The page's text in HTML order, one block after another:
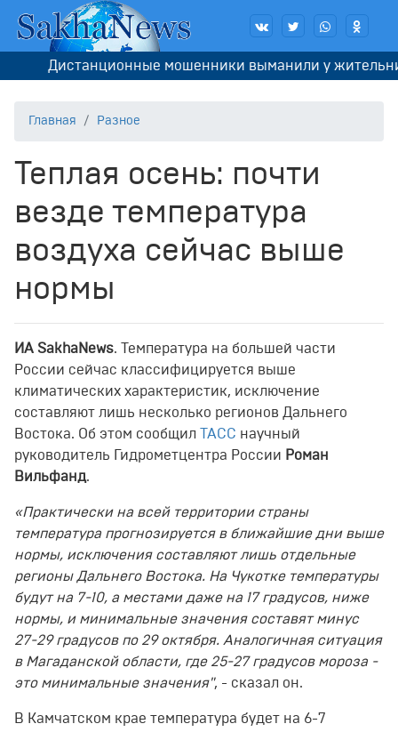
Дистанционные мошенники выманили у
Главная Разное
Теплая осень: почти
везде температура
воздуха сейчас выше
нормы
ИА SakhaNews. Температура на большей части
России сейчас классифицируется выше
климатических характеристик, исключение
составляют лишь несколько регионов Дальнего
Востока. Об этом сообщил
ТАСС научный
руководитель Гидрометцентра России Роман
Вильфанд.
«Практически на всей территории страны
температура прогнозируется в ближайшие дни выше
нормы, исключения составляют лишь отдельные
регионы Дальнего Востока. На Чукотке температуры
будут на 7-10, а местами даже на 17 градусов, ниже
нормы, и минимальные значения составят минус
27-29 градусов по 29 октября. Аналогичная ситуация
в Магаданской области, где 25-27 градусов мороза -
это минимальные значения", - сказал он.
В Камчатском крае температура будет на 6-7